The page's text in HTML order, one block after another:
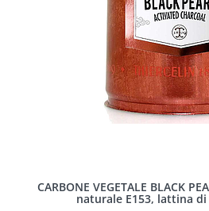
CARBONE VEGETALE BLACK
naturale E153, lattina